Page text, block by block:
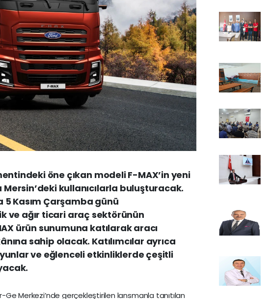
öne çıkan modeli F-MAX’in yeni
kullanıcılarla buluşturacak.
5 Kasım Çarşamba günü
ve ağır ticari araç sektörünün
ürün sunumuna katılarak aracı
sahip olacak. Katılımcılar ayrıca
ve eğlenceli etkinliklerde çeşitli
Merkezi’nde gerçekleştirilen lansmanla tanıtılan